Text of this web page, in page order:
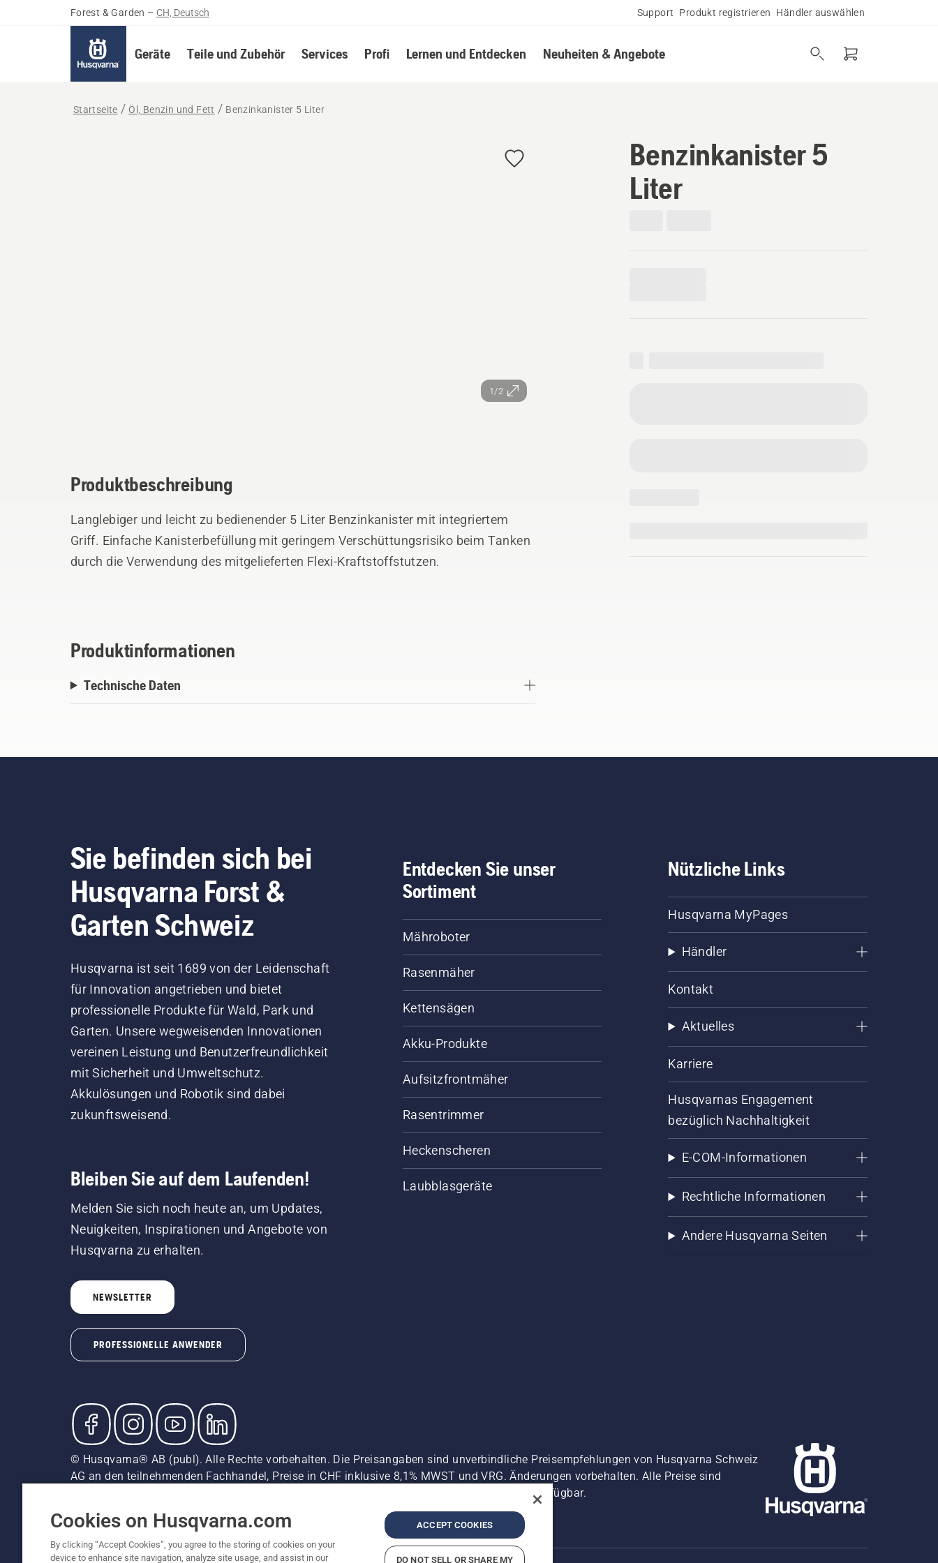
Forest & Garden – CH, Deutsch Support Produkt registrieren Händler auswählen
Geräte Teile und Zubehör Services Profi Lernen und Entdecken Neuheiten & Angebote
Startseite Öl, Benzin und Fett Benzinkanister 5 Liter
1/2
Benzinkanister 5
Liter
Produktbeschreibung
Langlebiger und leicht zu bedienender 5 Liter Benzinkanister mit integriertem
Griff. Einfache Kanisterbefüllung mit geringem Verschüttungsrisiko beim Tanken
durch die Verwendung des mitgelieferten Flexi-Kraftstoffstutzen.
Produktinformationen
Technische Daten
Sie befinden sich bei
Husqvarna Forst &
Garten Schweiz
Husqvarna ist seit 1689 von der Leidenschaft
für Innovation angetrieben und bietet
professionelle Produkte für Wald, Park und
Garten. Unsere wegweisenden Innovationen
vereinen Leistung und Benutzerfreundlichkeit
mit Sicherheit und Umweltschutz.
Akkulösungen und Robotik sind dabei
zukunftsweisend.
Bleiben Sie auf dem Laufenden!
Melden Sie sich noch heute an, um Updates,
Neuigkeiten, Inspirationen und Angebote von
Husqvarna zu erhalten.
NEWSLETTER
PROFESSIONELLE ANWENDER
Entdecken Sie unser
Sortiment
Mähroboter
Rasenmäher
Kettensägen
Akku-Produkte
Aufsitzfrontmäher
Rasentrimmer
Heckenscheren
Laubblasgeräte
Nützliche Links
Husqvarna MyPages
Händler
Kontakt
Aktuelles
Karriere
Husqvarnas Engagement
bezüglich Nachhaltigkeit
E-COM-Informationen
Rechtliche Informationen
Andere Husqvarna Seiten
© Husqvarna® AB (publ). Alle Rechte vorbehalten. Die Preisangaben sind unverbindliche Preisempfehlungen von Husqvarna Schweiz
AG an den teilnehmenden Fachhandel, Preise in CHF inklusive 8,1% MWST und VRG. Änderungen vorbehalten. Alle Preise sind
unverbindliche Preisempfehlungen (inkl. MwSt), es sei denn sie sind für den direkten Kauf verfügbar.
Cookie-Richtlinie Nutzungsbedingungen Imprint Vermutete Verstöße melden
Cookies on Husqvarna.com
By clicking “Accept Cookies”, you agree to the storing of cookies on your
device to enhance site navigation, analyze site usage, and assist in our
ACCEPT COOKIES
DO NOT SELL OR SHARE MY